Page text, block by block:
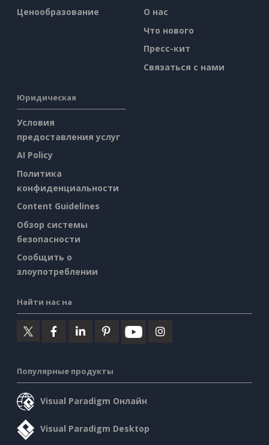
Ценообразование
О нас
Что нового
Пресс-кит
Связаться с нами
Юридическая
Условия
предоставления услуг
AI Policy
Политика
конфиденциальности
Content Guidelines
Обзор системы
безопасности
Сообщить о
злоупотреблении
Найти нас на
Популярные продукты
Visual Paradigm Онлайн
Visual Paradigm Desktop